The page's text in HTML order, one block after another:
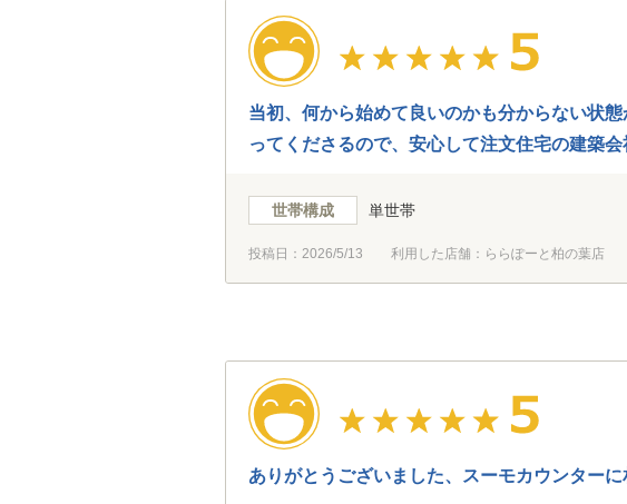
当初、何から始めて良いのかも分からない状
ってくださるので、安心して注文住宅の建築
世帯構成 単世帯
投稿日： 2026/5/13 利用した店舗：ららぽーと柏の葉店
ありがとうございました、スーモカウンター